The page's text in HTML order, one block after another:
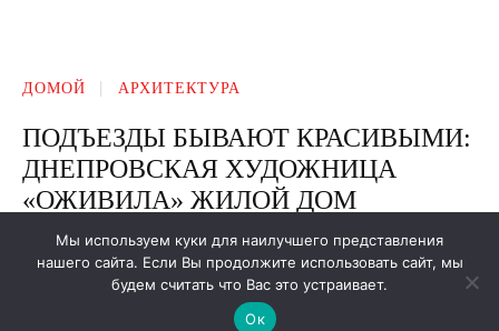
Мы используем куки для наилучшего представления
нашего сайта. Если Вы продолжите использовать сайт, мы
будем считать что Вас это устраивает.
Ок